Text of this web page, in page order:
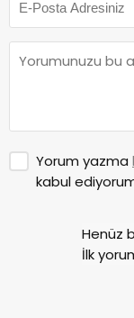
Yorum yazma
kabul
Henüz
İlk